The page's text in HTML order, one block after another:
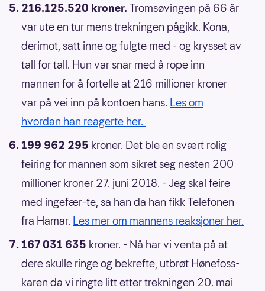
216.125.520 kroner.Tromsøvingen på 66 år
var ute en tur mens trekningen pågikk. Kona,
derimot, satt inne og fulgte med - og krysset av
tall for tall. Hun var snar med å rope inn
mannen for å fortelle at 216 millioner kroner
var på vei inn på kontoen hans. Les om
hvordan han reagerte her.
199 962 295 kroner. Det ble en svært rolig
feiring for mannen som sikret seg nesten 200
millioner kroner 27. juni 2018. - Jeg skal feire
med ingefær-te, sa han da han fikk Telefonen
fra Hamar. Les mer om mannens reaksjoner her.
167 031 635 kroner. - Nå har vi venta på at
dere skulle ringe og bekrefte, utbrøt Hønefoss-
karen da vi ringte litt etter trekningen 20. mai